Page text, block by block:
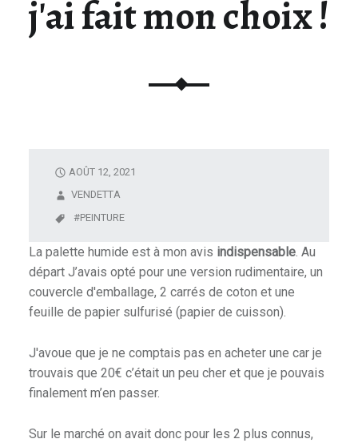
U
N
E
A
I
G
U
R
N
E
E
D
j'ai fait mon choix !
AOÛT 12, 2021
VENDETTA
PEINTURE
La palette humide est à mon avis indispensable. Au
départ J’avais opté pour une version rudimentaire, un
couvercle d'emballage, 2 carrés de coton et une
feuille de papier sulfurisé (papier de cuisson).
J'avoue que je ne comptais pas en acheter une car je
trouvais que 20€ c’était un peu cher et que je pouvais
finalement m’en passer.
Sur le marché on avait donc pour les 2 plus connus,